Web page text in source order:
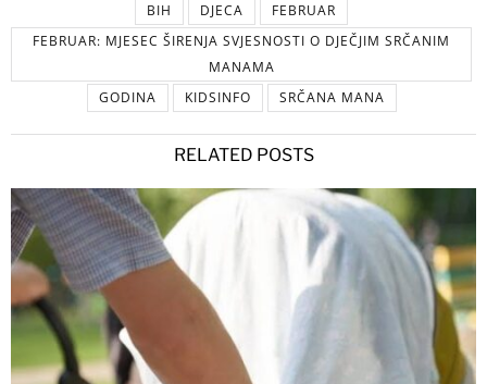
BIH DJECA
FEBRUAR
FEBRUAR: MJESEC ŠIRENJA SVJESNOSTI O DJEČJIM SRČANIM
MANAMA
GODINA
KIDSINFO SRČANA MANA
RELATED POSTS